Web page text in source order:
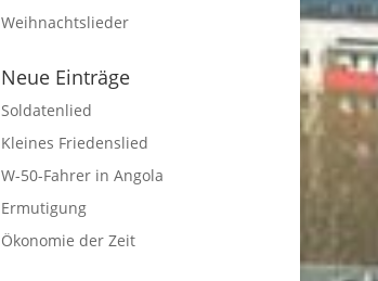
Weihnachtslieder
Neue Einträge
Soldatenlied
Kleines Friedenslied
W-50-Fahrer in Angola
Ermutigung
Ökonomie der Zeit